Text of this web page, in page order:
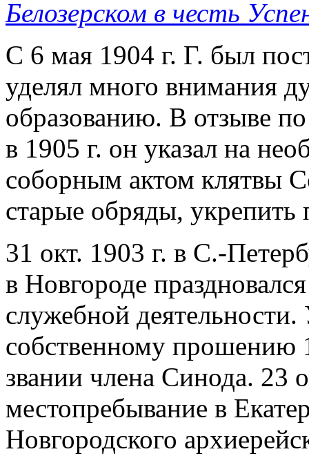
Белозерском в честь
С 6 мая 1904 г. Г. был
уделял много внимания
образованию. В отзыве
в 1905 г. он указал на
соборным актом клятвы
старые обряды, укрепить
31 окт. 1903 г. в С.-
в Новгороде
служебной
собственному прошению
звании члена Синода. 23
местопребывание в
Новгородского